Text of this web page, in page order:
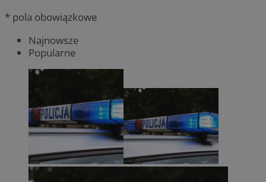
* pola obowiązkowe
Najnowsze
Popularne